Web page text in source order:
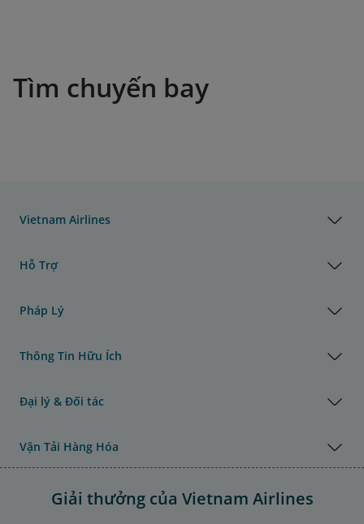
Tìm chuyến bay
Vietnam Airlines
Hỗ Trợ
Pháp Lý
Thông Tin Hữu Ích
Đại lý & Đối tác
Vận Tải Hàng Hóa
Giải thưởng của Vietnam Airlines